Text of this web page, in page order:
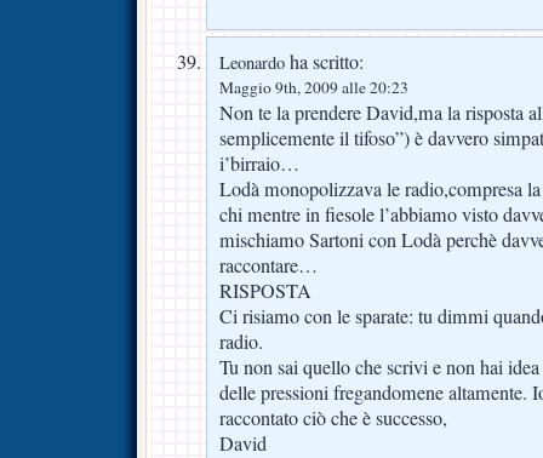
Leonardo ha scritto:
Maggio 9th, 2009 alle 20:23
Non te la prendere David,ma la risposta
semplicemente il tifoso”) è davvero
i’birraio…
Lodà monopolizzava le radio,compresa
chi mentre in fiesole l’abbiamo visto
mischiamo Sartoni con Lodà perchè
raccontare…
RISPOSTA
Ci risiamo con le sparate: tu dimmi
radio.
Tu non sai quello che scrivi e non hai
delle pressioni fregandomene altamente.
raccontato ciò che è successo,
David